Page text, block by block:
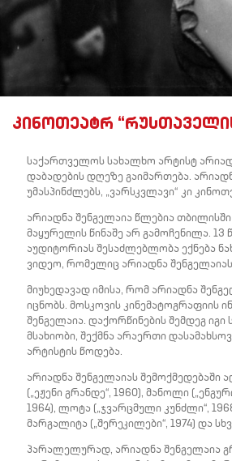
კინოთეატრ
საქართველოს სახალხო არტისტ
დაბადების დღეზე გაიმართება.
უმასპინძლებს, „ვარსკვლავი“ კი
არიადნა შენგელაია წლებია
მაყურელის წინაშე არ გამოჩენილა. 13
აუდიტორიას შესაძლებლობა ექნება
ვიდეო, რომელიც არიადნა შენგელაიას
მიუხედავად იმისა, რომ არიადნა
იცნობს. მოსკოვის კინემატოგრაფიის
შენგელაია. დაქორწინების შემდეგ
მსახიობი, შექმნა არაერთი
არტისტის წოდება.
არიადნა შენგელაიას შემოქმედებაში
(„ეჟენი გრანდე“, 1960), მანოლი
1964), ლოტა („ჯვარცმული კუნძლი“,
მარგალიტა („შერეკილები“, 1974) და
პარალელურად, არიადნა შენგელაია